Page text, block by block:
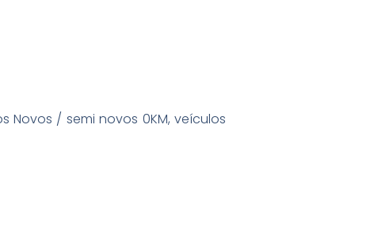
Novos / semi novos 0KM, veículos